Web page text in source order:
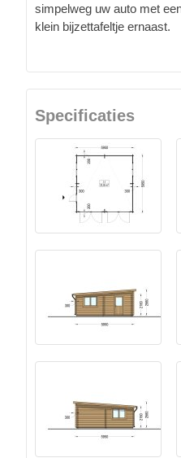
simpelweg uw auto met
klein bijzettafeltje ernaast.
Specificaties